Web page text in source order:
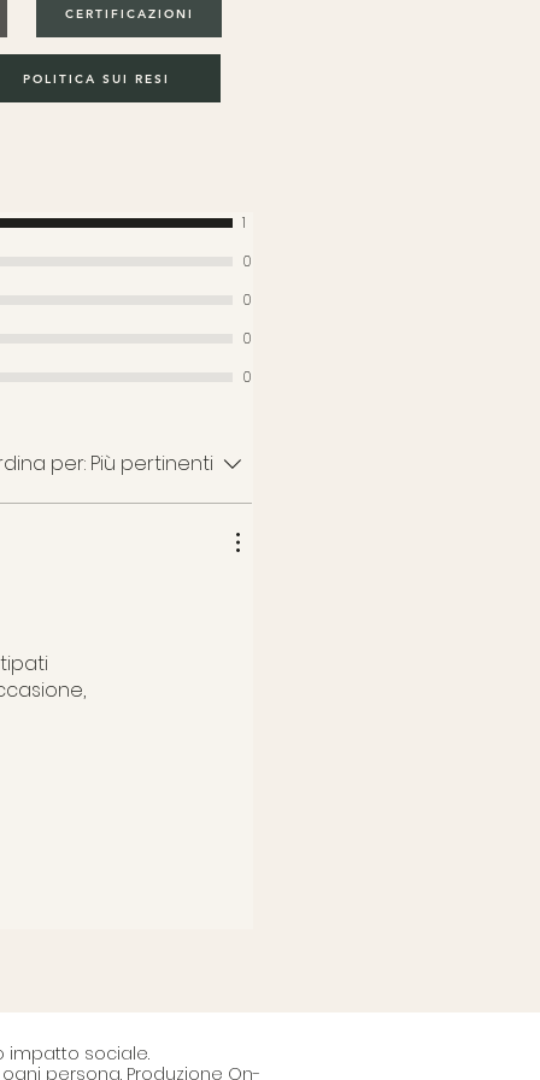
1
0
0
0
0
per: Più pertinenti
CERTIFICAZIONI
POLITICA SUI RESI
impatto sociale.
persona. Produzione On-